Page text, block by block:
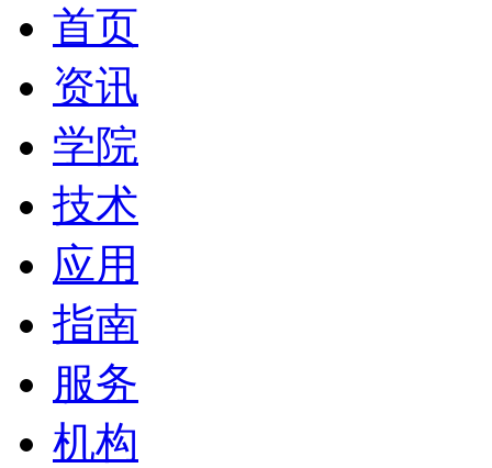
首页
资讯
学院
技术
应用
指南
服务
机构